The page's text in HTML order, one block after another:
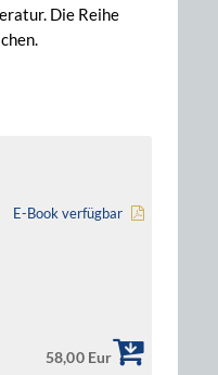
Die Reihe
E-Book verfügbar
58,00 Eur